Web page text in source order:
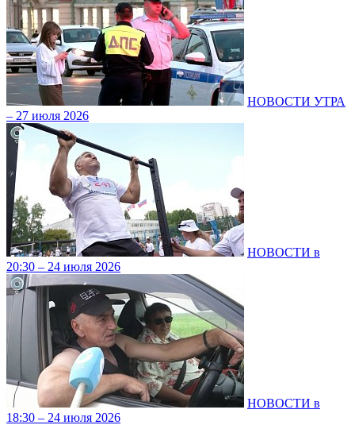
НОВОСТИ УТРА
– 27 июля 2026
НОВОСТИ в
20:30 – 24 июля 2026
НОВОСТИ в
18:30 – 24 июля 2026